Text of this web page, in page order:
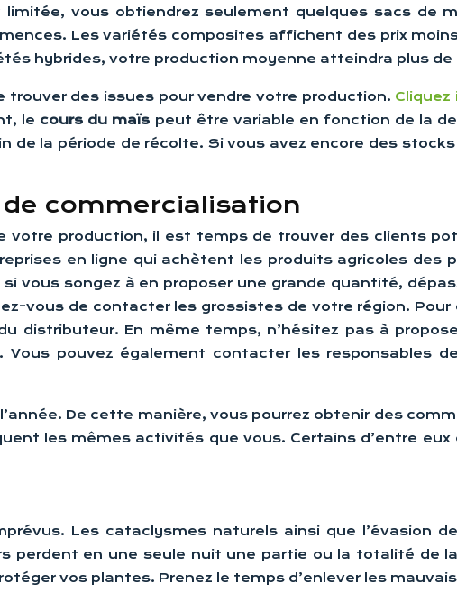
vous obtiendrez seulement quelques sacs de
Les variétés composites affichent des prix
hybrides, votre production moyenne atteindra plus
trouver des issues pour vendre votre production. Cliquez
le cours du maïs peut être variable en fonction de la
de la période de récolte. Si vous avez encore des
commercialisation
votre production, il est temps de trouver des clients
en ligne qui achètent les produits agricoles des
vous songez à en proposer une grande quantité,
vous de contacter les grossistes de votre région.
distributeur. En même temps, n’hésitez pas à
Vous pouvez également contacter les responsables
De cette manière, vous pourrez obtenir des
les mêmes activités que vous. Certains d’entre
Les cataclysmes naturels ainsi que l’évasion
perdent en une seule nuit une partie ou la totalité de
vos plantes. Prenez le temps d’enlever les